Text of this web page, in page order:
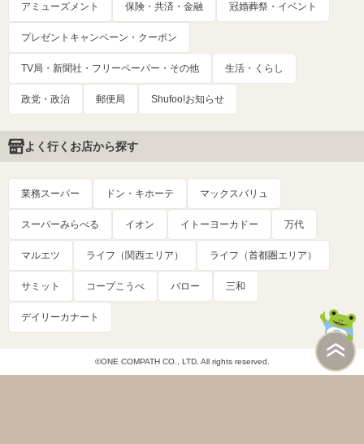
アミューズメント 保険・共済・金融 冠婚葬祭・イベント
プレゼントキャンペーン・クーポン
TV局・新聞社・フリーペーパー・その他 生活・くらし
政党・政治 郵便局 Shufoo!お知らせ
よく行くお店から探す
業務スーパー ドン・キホーテ マックスバリュ
スーパーみらべる イオン イトーヨーカドー 万代
マルエツ ライフ（関西エリア） ライフ（首都圏エリア）
サミット コープこうべ バロー 三和
デイリーカナート
©ONE COMPATH CO., LTD. All rights reserved.